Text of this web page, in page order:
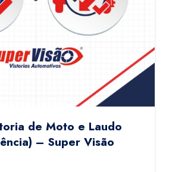
de Moto e Laudo
– Super Visão